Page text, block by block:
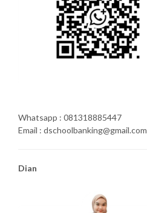
Whatsapp : 081318885447
Email : dschoolbanking@gmail.com
Dian